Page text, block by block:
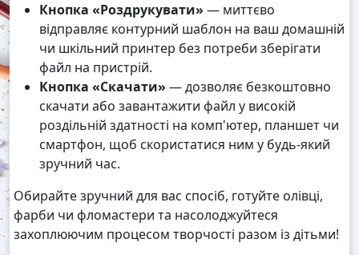
Кнопка «Роздрукувати» — миттєво
відправляє контурний шаблон на ваш домашній
чи шкільний принтер без потреби зберігати
файл на пристрій.
Кнопка «Скачати» — дозволяє безкоштовно
скачати або завантажити файл у високій
роздільній здатності на комп'ютер, планшет чи
смартфон, щоб скористатися ним у будь-який
зручний час.
Обирайте зручний для вас спосіб, готуйте олівці,
фарби чи фломастери та насолоджуйтеся
захоплюючим процесом творчості разом із дітьми!